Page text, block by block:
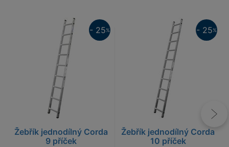
Žebřík jednodílný Corda
9 příček
- 25%
Žebřík jednodílný Corda
10 příček
- 25%